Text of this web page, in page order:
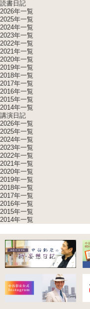
読書日記
2026年一覧
2025年一覧
2024年一覧
2023年一覧
2022年一覧
2021年一覧
2020年一覧
2019年一覧
2018年一覧
2017年一覧
2016年一覧
2015年一覧
2014年一覧
講演日記
2026年一覧
2025年一覧
2024年一覧
2023年一覧
2022年一覧
2021年一覧
2020年一覧
2019年一覧
2018年一覧
2017年一覧
2016年一覧
2015年一覧
2014年一覧